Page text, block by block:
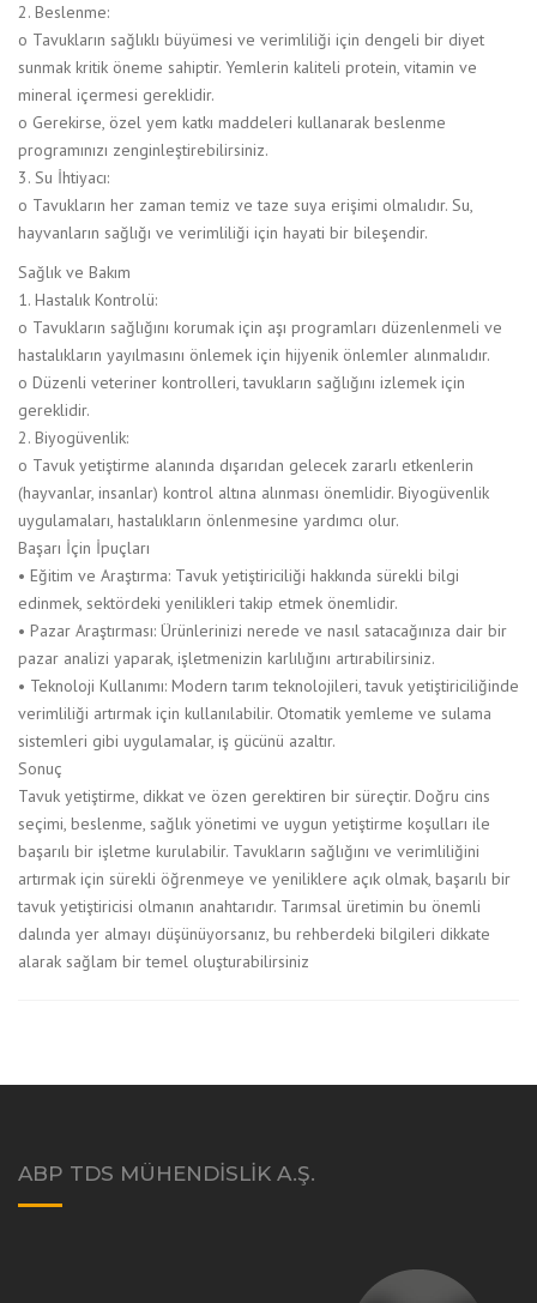
2. Beslenme:
o Tavukların sağlıklı büyümesi ve verimliliği için dengeli bir diyet
sunmak kritik öneme sahiptir. Yemlerin kaliteli protein, vitamin ve
mineral içermesi gereklidir.
o Gerekirse, özel yem katkı maddeleri kullanarak beslenme
programınızı zenginleştirebilirsiniz.
3. Su İhtiyacı:
o Tavukların her zaman temiz ve taze suya erişimi olmalıdır. Su,
hayvanların sağlığı ve verimliliği için hayati bir bileşendir.
Sağlık ve Bakım
1. Hastalık Kontrolü:
o Tavukların sağlığını korumak için aşı programları düzenlenmeli ve
hastalıkların yayılmasını önlemek için hijyenik önlemler alınmalıdır.
o Düzenli veteriner kontrolleri, tavukların sağlığını izlemek için
gereklidir.
2. Biyogüvenlik:
o Tavuk yetiştirme alanında dışarıdan gelecek zararlı etkenlerin
(hayvanlar, insanlar) kontrol altına alınması önemlidir. Biyogüvenlik
uygulamaları, hastalıkların önlenmesine yardımcı olur.
Başarı İçin İpuçları
• Eğitim ve Araştırma: Tavuk yetiştiriciliği hakkında sürekli bilgi
edinmek, sektördeki yenilikleri takip etmek önemlidir.
• Pazar Araştırması: Ürünlerinizi nerede ve nasıl satacağınıza dair bir
pazar analizi yaparak, işletmenizin karlılığını artırabilirsiniz.
• Teknoloji Kullanımı: Modern tarım teknolojileri, tavuk yetiştiriciliğinde
verimliliği artırmak için kullanılabilir. Otomatik yemleme ve sulama
sistemleri gibi uygulamalar, iş gücünü azaltır.
Sonuç
Tavuk yetiştirme, dikkat ve özen gerektiren bir süreçtir. Doğru cins
seçimi, beslenme, sağlık yönetimi ve uygun yetiştirme koşulları ile
başarılı bir işletme kurulabilir. Tavukların sağlığını ve verimliliğini
artırmak için sürekli öğrenmeye ve yeniliklere açık olmak, başarılı bir
tavuk yetiştiricisi olmanın anahtarıdır. Tarımsal üretimin bu önemli
dalında yer almayı düşünüyorsanız, bu rehberdeki bilgileri dikkate
alarak sağlam bir temel oluşturabilirsiniz
ABP TDS MÜHENDISLIK A.Ş.